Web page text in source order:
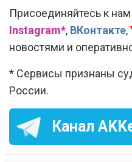
Присоединяйтесь к нам
Instagram*, ВКонтакте,
новостями и
* Сервисы признаны
России.
Канал